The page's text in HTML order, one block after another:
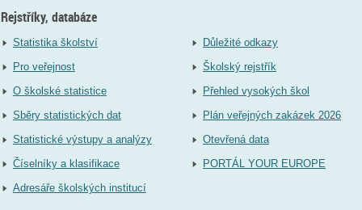
Rejstříky, databáze
Statistika školství
Pro veřejnost
O školské statistice
Sběry statistických dat
Statistické výstupy a analýzy
Číselníky a klasifikace
Adresáře školských institucí
Důležité odkazy
Školský rejstřík
Přehled vysokých škol
Plán veřejných zakázek 2026
Otevřená data
PORTÁL YOUR EUROPE